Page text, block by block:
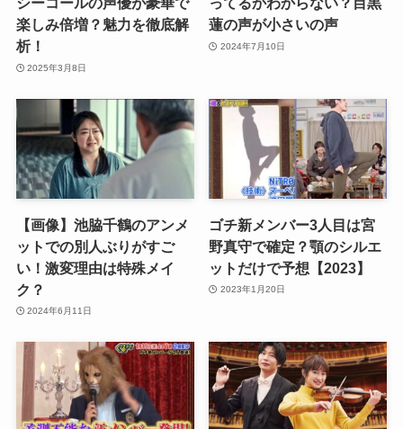
楽しみ倍増？魅力を徹底解
析！
2025年3月8日
蓮の声が小さいの声
2024年7月10日
【画像】池脇千鶴のアンメ
ットでの別人ぶりがすご
い！激変理由は特殊メイ
ク？
2024年6月11日
ゴチ新メンバー3人目は宮
野真守で確定？顎のシルエ
ットだけで予想【2023】
2023年1月20日